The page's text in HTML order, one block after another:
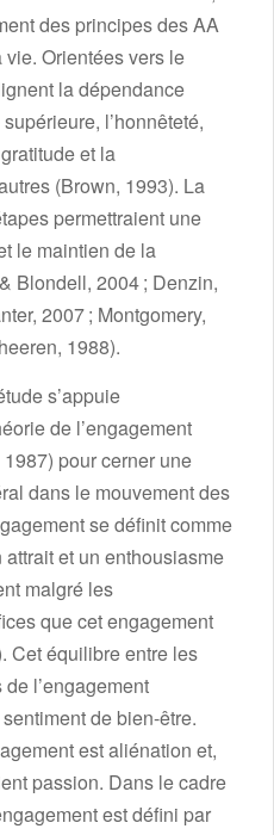
des principes des AA
Orientées vers le
la dépendance
l’honnêteté,
et la
(Brown, 1993). La
permettraient une
le maintien de la
Blondell, 2004 ; Denzin,
2007 ; Montgomery,
1988).
s’appuie
de l’engagement
pour cerner une
dans le mouvement des
se définit comme
et un enthousiasme
malgré les
que cet engagement
Cet équilibre entre les
l’engagement
de bien-être.
est aliénation et,
passion. Dans le cadre
est défini par